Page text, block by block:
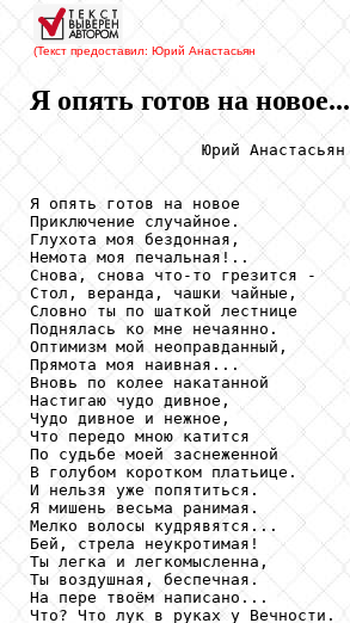
(Текст предоставил: Юрий Анастасьян
Я опять готов на новое...
                  Юрий Анастасьян
Я опять готов на новое
Приключение случайное.
Глухота моя бездонная,
Немота моя печальная!..
Снова, снова что-то грезится -
Стол, веранда, чашки чайные,
Словно ты по шаткой лестнице
Поднялась ко мне нечаянно.
Оптимизм мой неоправданный,
Прямота моя наивная...
Вновь по колее накатанной
Настигаю чудо дивное,
Чудо дивное и нежное,
Что передо мною катится
По судьбе моей заснеженной
В голубом коротком платьице.
И нельзя уже попятиться.
Я мишень весьма ранимая.
Мелко волосы кудрявятся...
Бей, стрела неукротимая!
Ты легка и легкомысленна,
Ты воздушная, беспечная.
На пере твоём написано...